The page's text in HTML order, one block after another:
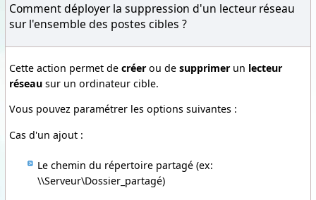
Comment déployer la suppression d'un lecteur réseau
sur l'ensemble des postes cibles ?
Cette action permet de créerou de supprimerun lecteur
réseau sur un ordinateur cible.
Vous pouvez paramétrer les options suivantes :
Cas d'un ajout :
Le chemin du répertoire partagé (ex:
\\Serveur\Dossier_partagé)